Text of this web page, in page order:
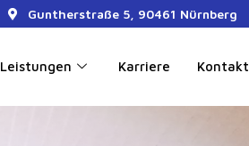
Guntherstraße 5, 90461 Nürnberg
Leistungen Karriere Kontakt